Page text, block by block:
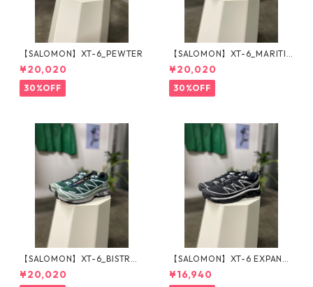
【SALOMON】XT-6_PEWTER
¥20,020
30%OFF
【SALOMON】XT-6_MARITI
ME BLUE
¥20,020
30%OFF
【SALOMON】XT-6_BISTRO
GREEN
¥20,020
【SALOMON】XT-6 EXPANSE
_BLACK×WHITE
¥16,940